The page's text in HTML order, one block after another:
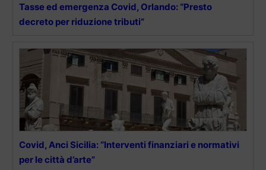
Tasse ed emergenza Covid, Orlando: “Presto
decreto per riduzione tributi”
Covid, Anci Sicilia: “Interventi finanziari e normativi
per le città d’arte”